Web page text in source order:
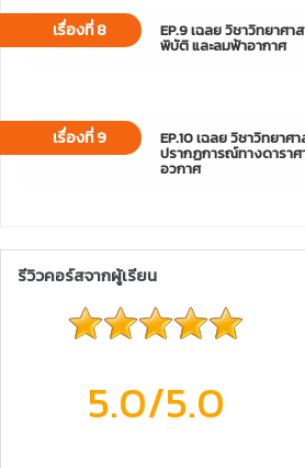
เรื่องที่ 8 EP.9 เฉลย วิชาวิทยาศ
พิบัติ และลมฟ้าอากาศ
เรื่องที่ 9 EP.10 เฉลย วิชาวิทยาศ
ปรากฏการณ์ทางดาราศ
อวกาศ
รีวิวคอร์สจากผู้เรียน
5.0/5.0